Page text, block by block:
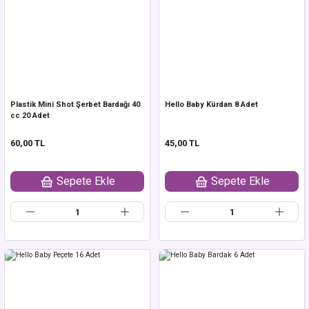
Plastik Mini Shot Şerbet Bardağı 40
cc 20 Adet
60,00 TL
Sepete Ekle
Hello Baby Kürdan 8 Adet
45,00 TL
Sepete Ekle